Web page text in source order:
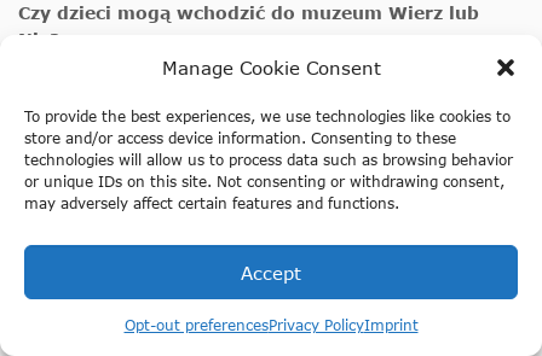
Manage Cookie Consent
To provide the best experiences, we use technologies like cookies to
store and/or access device information. Consenting to these
technologies will allow us to process data such as browsing behavior
or unique IDs on this site. Not consenting or withdrawing consent,
may adversely affect certain features and functions.
Accept
Opt-out preferencesPrivacy PolicyImprint
Kup bilety do Ripley's Believe It or Not na
Czy dzieci mogą wchodzić do muzeum Wierz lub
Nie?
Tak, dzieci poniżej 14 roku życia muszą być pod opieką
osoby dorosłej.
Czy palenie jest dozwolone w muzeum Wierz lub
Nie?
Czy odwiedzający mogą wnosić jedzenie/przekąski
do muzeum Ripley’s?